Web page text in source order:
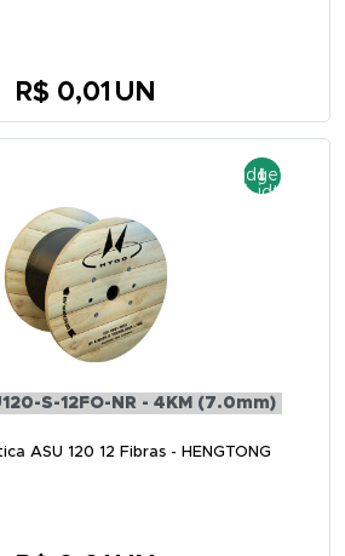
R$ 0,01 UN
S-12FO-NR - 4KM (7.0mm)
ASU 120 12 Fibras - HENGTONG